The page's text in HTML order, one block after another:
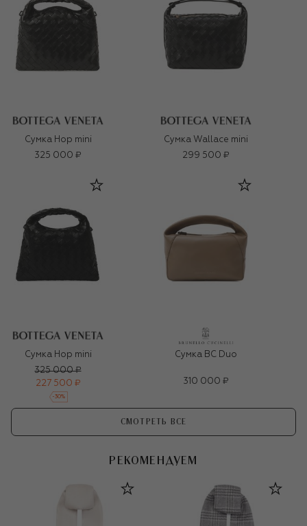
Сумка Hop mini
325 000 ₽
Сумка Wallace mini
299 500 ₽
Сумка Hop mini
325 000 ₽
227 500 ₽
-30%
Сумка BC Duo
310 000 ₽
СМОТРЕТЬ ВСЕ
РЕКОМЕНДУЕМ